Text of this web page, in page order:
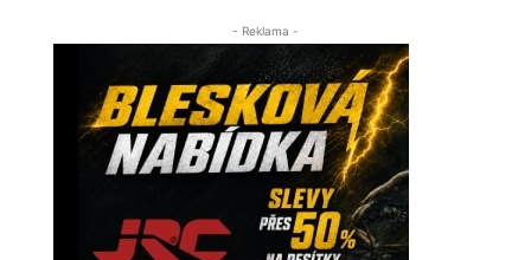
- Reklama -